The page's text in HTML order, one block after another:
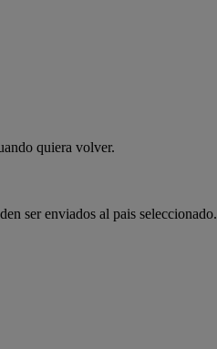
quiera volver.
ser enviados al pais seleccionado.